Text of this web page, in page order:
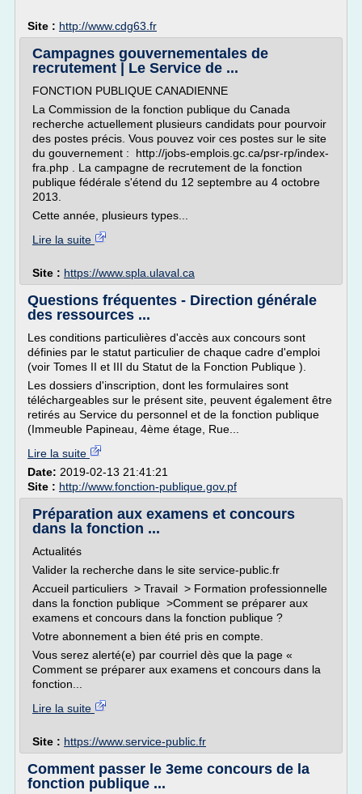
Site : http://www.cdg63.fr
Campagnes gouvernementales de
recrutement | Le Service de ...
FONCTION PUBLIQUE CANADIENNE
La Commission de la fonction publique du Canada
recherche actuellement plusieurs candidats pour pourvoir
des postes précis. Vous pouvez voir ces postes sur le site
du gouvernement : http://jobs-emplois.gc.ca/psr-rp/index-
fra.php . La campagne de recrutement de la fonction
publique fédérale s'étend du 12 septembre au 4 octobre
2013.
Cette année, plusieurs types...
Lire la suite
Site : https://www.spla.ulaval.ca
Questions fréquentes - Direction générale
des ressources ...
Les conditions particulières d'accès aux concours sont
définies par le statut particulier de chaque cadre d'emploi
(voir Tomes II et III du Statut de la Fonction Publique ).
Les dossiers d'inscription, dont les formulaires sont
téléchargeables sur le présent site, peuvent également être
retirés au Service du personnel et de la fonction publique
(Immeuble Papineau, 4ème étage, Rue...
Lire la suite
Date: 2019-02-13 21:41:21
Site : http://www.fonction-publique.gov.pf
Préparation aux examens et concours
dans la fonction ...
Actualités
Valider la recherche dans le site service-public.fr
Accueil particuliers > Travail > Formation professionnelle
dans la fonction publique >Comment se préparer aux
examens et concours dans la fonction publique ?
Votre abonnement a bien été pris en compte.
Vous serez alerté(e) par courriel dès que la page «
Comment se préparer aux examens et concours dans la
fonction...
Lire la suite
Site : https://www.service-public.fr
Comment passer le 3eme concours de la
fonction publique ...